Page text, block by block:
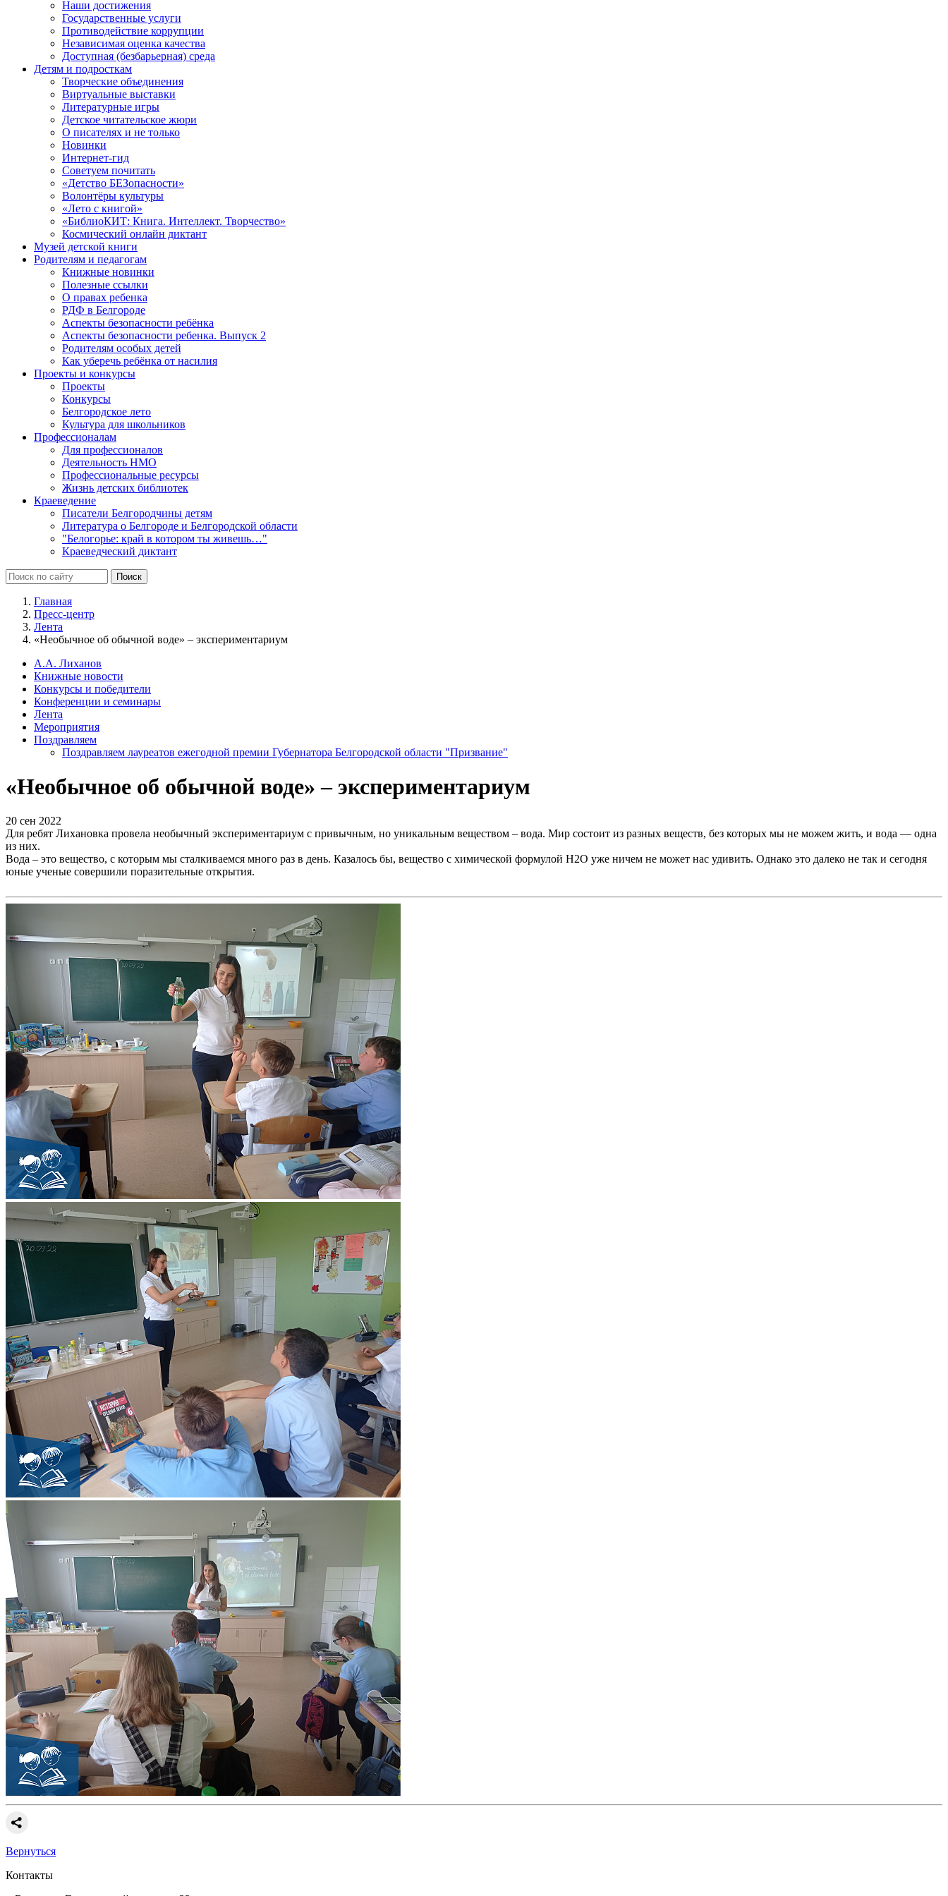
Наши достижения
Государственные услуги
Противодействие коррупции
Независимая оценка качества
Доступная (безбарьерная) среда
Детям и подросткам
Творческие объединения
Виртуальные выставки
Литературные игры
Детское читательское жюри
О писателях и не только
Новинки
Интернет-гид
Советуем почитать
«Детство БЕЗопасности»
Волонтёры культуры
«Лето с книгой»
«БиблиоКИТ: Книга. Интеллект. Творчество»
Космический онлайн диктант
Музей детской книги
Родителям и педагогам
Книжные новинки
Полезные ссылки
О правах ребенка
РДФ в Белгороде
Аспекты безопасности ребёнка
Аспекты безопасности ребенка. Выпуск 2
Родителям особых детей
Как уберечь ребёнка от насилия
Проекты и конкурсы
Проекты
Конкурсы
Белгородское лето
Культура для школьников
Профессионалам
Для профессионалов
Деятельность НМО
Профессиональные ресурсы
Жизнь детских библиотек
Краеведение
Писатели Белгородчины детям
Литература о Белгороде и Белгородской области
"Белогорье: край в котором ты живешь…"
Краеведческий диктант
Главная
Пресс-центр
Лента
«Необычное об обычной воде» – экспериментариум
А.А. Лиханов
Книжные новости
Конкурсы и победители
Конференции и семинары
Лента
Мероприятия
Поздравляем
Поздравляем лауреатов ежегодной премии Губернатора Белгородской области "Призвание"
«Необычное об обычной воде» – экспериментариум
20 сен 2022
Для ребят Лихановка провела необычный экспериментариум с привычным, но уникальным веществом – вода. Мир состоит из разных веществ, без которых мы не можем жить, и вода — одна
из них.
Вода – это вещество, с которым мы сталкиваемся много раз в день. Казалось бы, вещество с химической формулой H2O уже ничем не может нас удивить. Однако это далеко не так и сегодня
юные ученые совершили поразительные открытия.
Вернуться
Контакты